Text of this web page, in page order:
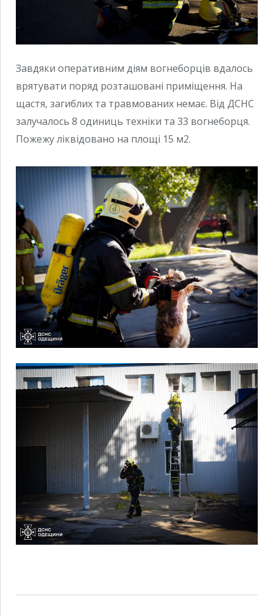
Завдяки оперативним діям вогнеборців вдалось
врятувати поряд розташовані приміщення. На
щастя, загиблих та травмованих немає. Від ДСНС
залучалось 8 одиниць техніки та 33 вогнеборця.
Пожежу ліквідовано на площі 15 м2.